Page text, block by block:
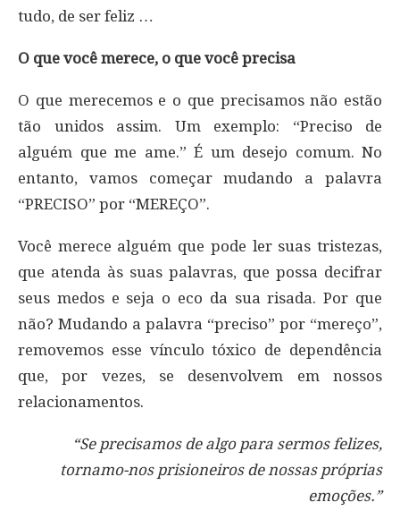
tudo, de ser feliz …
O que você merece, o que você precisa
O que merecemos e o que precisamos não estão
tão unidos assim. Um exemplo: “Preciso de
alguém que me ame.” É um desejo comum. No
entanto, vamos começar mudando a palavra
“PRECISO” por “MEREÇO”.
Você merece alguém que pode ler suas tristezas,
que atenda às suas palavras, que possa decifrar
seus medos e seja o eco da sua risada. Por que
não? Mudando a palavra “preciso” por “mereço”,
removemos esse vínculo tóxico de dependência
que, por vezes, se desenvolvem em nossos
relacionamentos.
“Se precisamos de algo para sermos felizes,
tornamo-nos prisioneiros de nossas próprias
emoções.”